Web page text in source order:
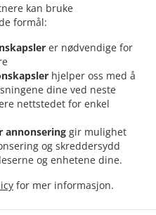
kan bruke
formål:
er nødvendige for
hjelper oss med å
dine ved neste
nettstedet for enkel
annonsering gir mulighet
og skreddersydd
og enhetene dine.
for mer informasjon.
Internacional
Meloneras
.
Levering av Italiensk mat
Italiensk mat Maspalomas Sonnenland
Levering av Italiensk mat El Tablero
av Italiensk mat Montaña la Data
. Levering av Italiensk mat Mogán
av Italiensk mat Tarajalillo . Levering
mat Cercados de Espinos .